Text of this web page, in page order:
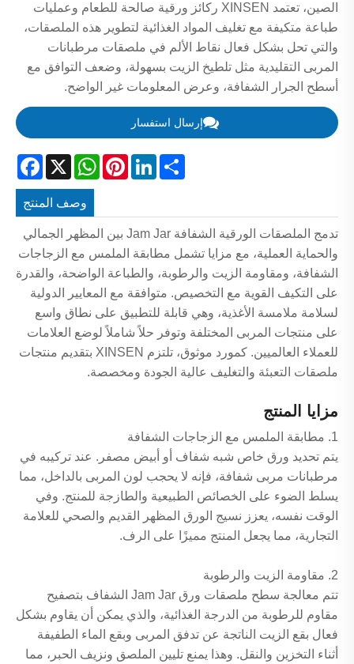
الصين، تعتمد XINSEN ركائز ورقية صالحة للطعام وعمليات
طباعة متكيفة مع تغليف المواد الغذائية لتطوير هذه الملصقات،
والتي تحل بشكل فعال نقاط الألم في ملصقات مرطبانات
المربى التقليدية مثل تلطيخ الزيت بسهولة، وضعف التوافق مع
أسطح الجرار الشفافة، وعرض المعلومات غير الواضح.
إرسال استفسار
X
WhatsAppPinterestLinkedInShare
وصف المنتج
تدمج الملصقات الورقية الشفافة Jam Jar بين المظهر الجمالي
والحماية العملية، مع مزايا تشمل مطابقة الملمس مع الزجاجات
الشفافة، ومقاومة الزيت والرطوبة، والطباعة الواضحة، والقدرة
على التكيف القوية مع التخصيص. متوافقة مع المعايير الدولية
لسلامة ملامسة الأغذية، وهي قابلة للتطبيق على نطاق واسع
على منتجات المربى المختلفة وتوفر حلاً شاملاً لوضع العلامات
للعملاء العالميين. كمورد موثوق، تلتزم XINSEN بتقديم منتجات
ملصقات التعبئة والتغليف عالية الجودة ومخصصة.
مزايا المنتج
1. مطابقة الملمس مع الزجاجات الشفافة
يتم تحديد ورق خاص شبه شفاف أو أبيض مصفر. عند تركيبه في
مرطبانات مربى شفافة، فإنه لا يحجب لون المربى بالداخل، مما
يسلط الضوء على الخصائص الطبيعية والطازجة للمنتج. وفي
الوقت نفسه، يعزز نسيج الورق المظهر القديم والصحي للعلامة
التجارية، مما يجعل المنتج مميزًا على الرف.
2. مقاومة الزيت والرطوبة
تتم معالجة سطح ملصقات ورق Jam Jar الشفاف بتصفيح
مقاوم للرطوبة من الدرجة الغذائية، والذي يمكن أن يقاوم بشكل
فعال بقع الزيت الناتجة عن تدفق المربى وبقع الماء الطفيفة
أثناء التخزين والنقل. وهذا يمنع تليين الملصق ونزيف الحبر، مما